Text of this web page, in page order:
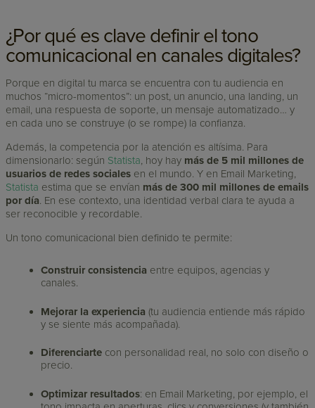
¿Por qué es clave definir el tono
comunicacional en canales digitales?
Porque en digital tu marca se encuentra con tu audiencia en
muchos “micro-momentos”: un post, un anuncio, una landing, un
email, una respuesta de soporte, un mensaje automatizado… y
en cada uno se construye (o se rompe) la confianza.
Además, la competencia por la atención es altísima. Para
dimensionarlo: según Statista, hoy hay más de 5 mil millones de
usuarios de redes sociales en el mundo. Y en Email Marketing,
Statista estima que se envían más de 300 mil millones de emails
por día. En ese contexto, una identidad verbal clara te ayuda a
ser reconocible y recordable.
Un tono comunicacional bien definido te permite:
Construir consistencia entre equipos, agencias y
canales.
Mejorar la experiencia (tu audiencia entiende más rápido
y se siente más acompañada).
Diferenciarte con personalidad real, no solo con diseño o
precio.
Optimizar resultados: en Email Marketing, por ejemplo, el